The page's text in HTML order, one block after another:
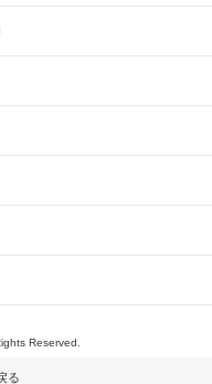
Reserved.
る